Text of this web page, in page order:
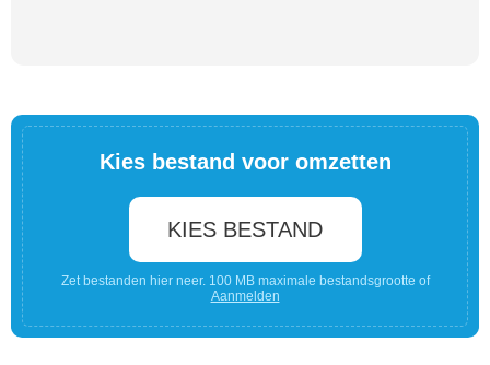
Kies bestand voor omzetten
KIES BESTAND
Zet bestanden hier neer. 100 MB maximale bestandsgrootte of
Aanmelden